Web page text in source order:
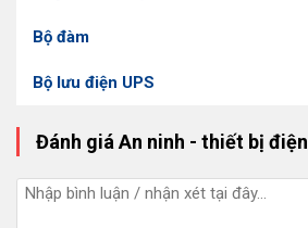
Bộ đàm
Bộ lưu điện UPS
Đánh giá An ninh - thiết bị điện